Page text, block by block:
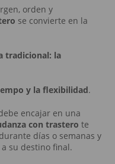
orden y
se convierte en la
tradicional: la
y la flexibilidad.
encajar en una
con trastero te
días o semanas y
su destino final.